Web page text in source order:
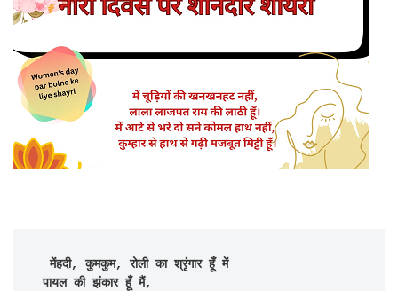
मेंहदी, कुमकुम, रोली का श्रृंगार हूँ में
पायल की झंकार हूँ मैं,